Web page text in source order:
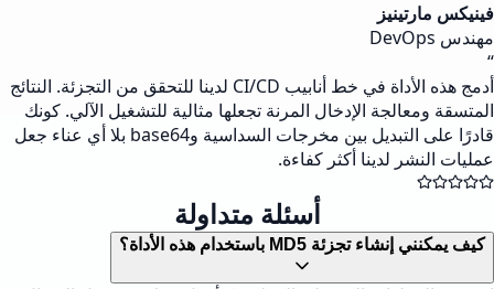
فينيكس مارتينيز
مهندس DevOps
“
أدمج هذه الأداة في خط أنابيب CI/CD لدينا للتحقق من التجزئة. النتائج
المتسقة ومعالجة الإدخال المرنة تجعلها مثالية للتشغيل الآلي. كونك
قادرًا على التبديل بين مخرجات السداسية وbase64 بلا أي عناء جعل
عمليات النشر لدينا أكثر كفاءة.
أسئلة متداولة
كيف يمكنني إنشاء تجزئة MD5 باستخدام هذه الأداة؟